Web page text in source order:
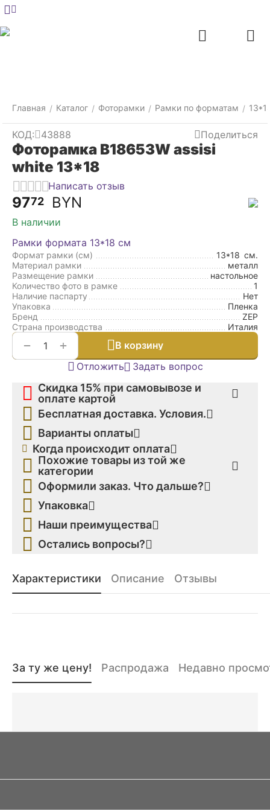
Главная / Каталог / Фоторамки / Рамки по форматам /
КОД: 43888 Поделиться
Фоторамка B18653W assisi
white 13*18
Написать отзыв
9772 BYN
В наличии
Рамки формата 13*18 см
Формат рамки (см) 13*18 см.
Материал рамки
металл
Размещение рамки
настольное
Количество фото в рамке
1
Наличие паспарту
Нет
Упаковка
Пленка
Бренд
ZEP
Страна производства
Италия
+
−
В корзину
Отложить
Задать вопрос
Скидка 15% при самовывозе и
оплате картой
Бесплатная доставка. Условия.
Варианты оплаты
Когда происходит оплата
Похожие товары из той же
категории
Оформили заказ. Что дальше?
Упаковка
Наши преимущества
Остались вопросы?
Характеристики Описание Отзывы
За ту же цену! Распродажа Недавно